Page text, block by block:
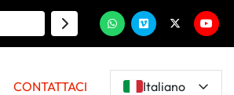
whatsappvimeotwitter
CONTATTACI Italiano